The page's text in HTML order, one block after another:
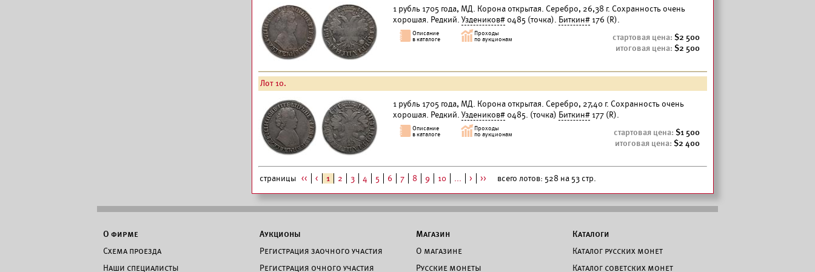
1 рубль 1705 года, МД. Корона открытая. Серебро, 26,38 г. Сохранность очень
хорошая. Редкий. Уздеников# 0485 (точка). Биткин# 176 (R).
2 500
2 500
Лот 10.
1 рубль 1705 года, МД. Корона открытая. Серебро, 27,40 г. Сохранность очень
хорошая. Редкий. Уздеников# 0485. (точка) Биткин# 177 (R).
1 500
2 400
страницы << < 1 2 3 4 5 6 7 8 9 10 ... > >> всего лотов: 528 на 53 стр.
О фирме
Схема проезда
Наши специалисты
Аукционы
Регистрация заочного участия
Регистрация очного участия
Магазин
О магазине
Русские монеты
Каталоги
Каталог русских монет
Каталог советских монет